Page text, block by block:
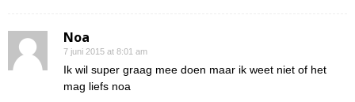
Noa
7 juni 2015 at 8:01 am
Ik wil super graag mee doen maar ik weet niet of het
mag liefs noa